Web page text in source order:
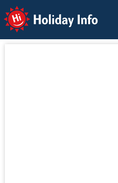
Holiday Info